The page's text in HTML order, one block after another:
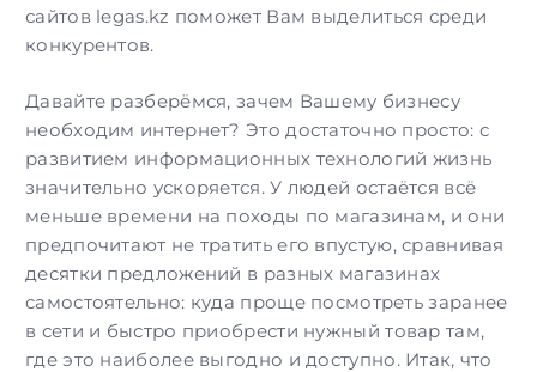
сайтов legas.kz поможет Вам выделиться среди
конкурентов.
Давайте разберёмся, зачем Вашему бизнесу
необходим интернет? Это достаточно просто: с
развитием информационных технологий жизнь
значительно ускоряется. У людей остаётся всё
меньше времени на походы по магазинам, и они
предпочитают не тратить его впустую, сравнивая
десятки предложений в разных магазинах
самостоятельно: куда проще посмотреть заранее
в сети и быстро приобрести нужный товар там,
где это наиболее выгодно и доступно. Итак, что